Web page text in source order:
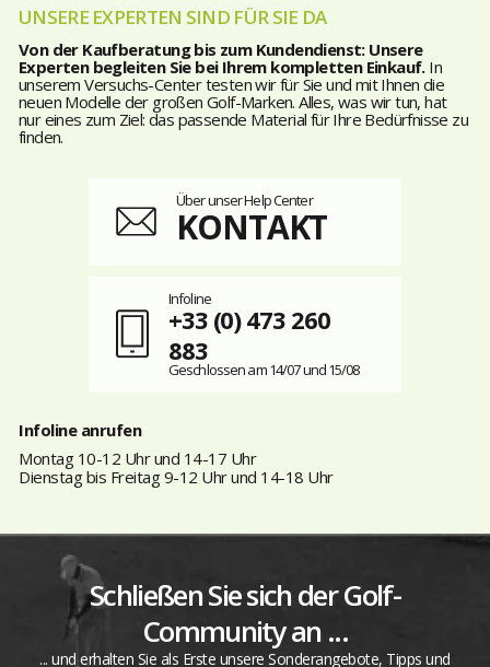
UNSERE EXPERTEN SIND FÜR SIE DA
Von der Kaufberatung bis zum Kundendienst: Unsere
Experten begleiten Sie bei Ihrem kompletten Einkauf.In
unserem Versuchs-Center testen wir für Sie und mit Ihnen die
neuen Modelle der großen Golf-Marken. Alles, was wir tun, hat
nur eines zum Ziel: das passende Material für Ihre Bedürfnisse zu
finden.
Über unser Help Center
KONTAKT
Infoline
+33 (0) 473 260
883
Geschlossen am 14/07 und 15/08
Infoline anrufen
Montag 10-12 Uhr und 14-17 Uhr
Dienstag bis Freitag 9-12 Uhr und 14-18 Uhr
Schließen Sie sich der Golf-
Community an ...
... und erhalten Sie als Erste unsere Sonderangebote, Tipps und